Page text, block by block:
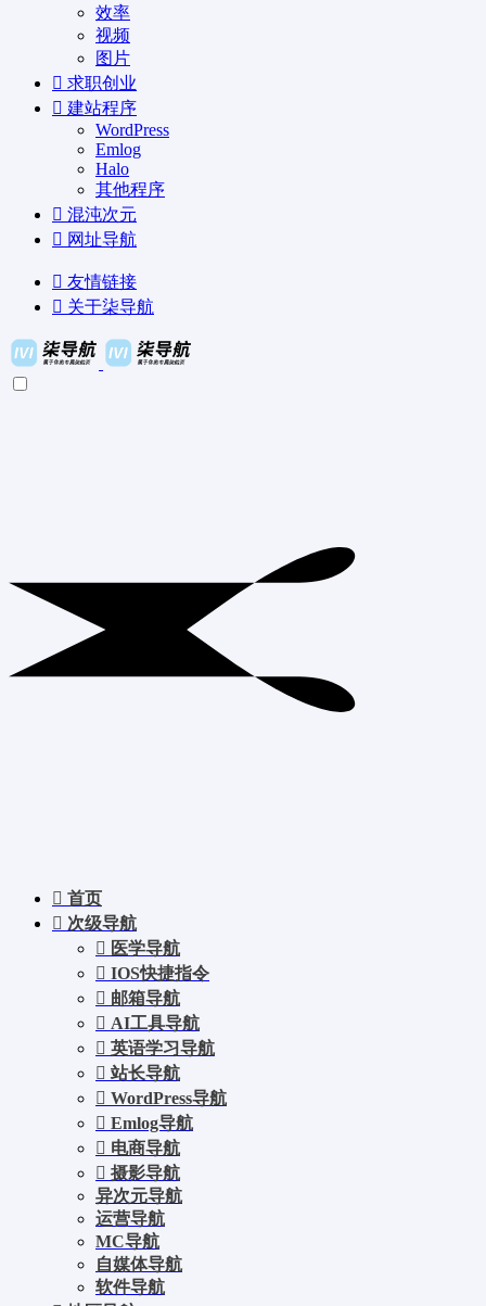
效率
视频
图片
求职创业
建站程序
WordPress
Emlog
Halo
其他程序
混沌次元
网址导航
友情链接
关于柒导航
首页
次级导航
医学导航
IOS快捷指令
邮箱导航
AI工具导航
英语学习导航
站长导航
WordPress导航
Emlog导航
电商导航
摄影导航
异次元导航
运营导航
MC导航
自媒体导航
软件导航